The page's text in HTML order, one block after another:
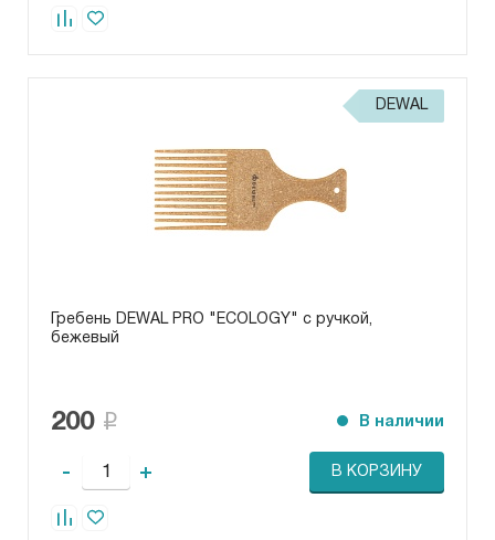
DEWAL
Гребень DEWAL PRO "ECOLOGY" c ручкой,
бежевый
200 В наличии
- + В КОРЗИНУ